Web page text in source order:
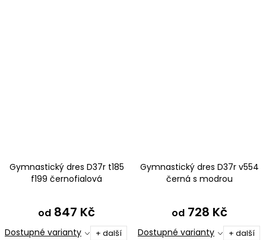
Gymnastický dres D37r t185
f199 černofialová
od 847 Kč
Dostupné varianty + další
Gymnastický dres D37r v554
černá s modrou
od 728 Kč
Dostupné varianty + další